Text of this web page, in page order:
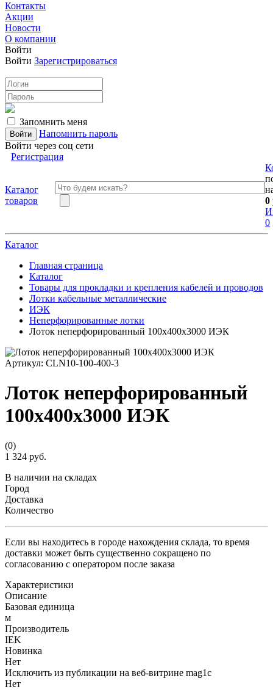
Контакты
Акции
Новости
О компании
Войти
Войти Зарегистрироваться
Запомнить меня
Напомнить пароль
Войти через соц сети
Регистрация
Каталог
товаров
0
0
Каталог
Главная страница
Каталог
Товары для прокладки и крепления кабелей и проводов
Лотки кабельные металлические
ИЭК
Неперфорированные лотки
Лоток неперфорированный 100х400х3000 ИЭК
Артикул: CLN10-100-400-3
Лоток неперфорированный
100х400х3000 ИЭК
(0)
1 324 руб.
В наличии на складах
Город
Доставка
Количество
Если вы находитесь в городе нахождения склада, то время
доставки может быть существенно сокращено по
согласованию с оператором после заказа
Характеристики
Описание
Базовая единица
м
Производитель
IEK
Новинка
Нет
Исключить из публикации на веб-витрине mag1c
Нет